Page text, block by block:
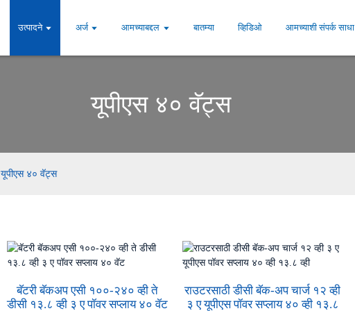
उत्पादने अर्ज आमच्याबद्दल बातम्या व्हिडिओ आमच्याशी संपर्क साधा
यूपीएस ४० वॅट्स
यूपीएस ४० वॅट्स
बॅटरी बॅकअप एसी १००-२४० व्ही ते
डीसी १३.८ व्ही ३ ए पॉवर सप्लाय ४० वॅट
राउटरसाठी डीसी बॅक-अप चार्ज १२ व्ही
३ ए यूपीएस पॉवर सप्लाय ४० व्ही १३.८